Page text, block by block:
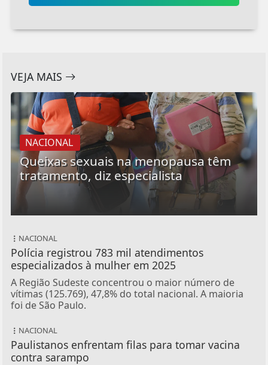
VEJA MAIS
NACIONAL
Queixas sexuais na menopausa têm
tratamento, diz especialista
NACIONAL
Polícia registrou 783 mil atendimentos
especializados à mulher em 2025
A Região Sudeste concentrou o maior número de
vítimas (125.769), 47,8% do total nacional. A maioria
foi de São Paulo.
NACIONAL
Paulistanos enfrentam filas para tomar vacina
contra sarampo